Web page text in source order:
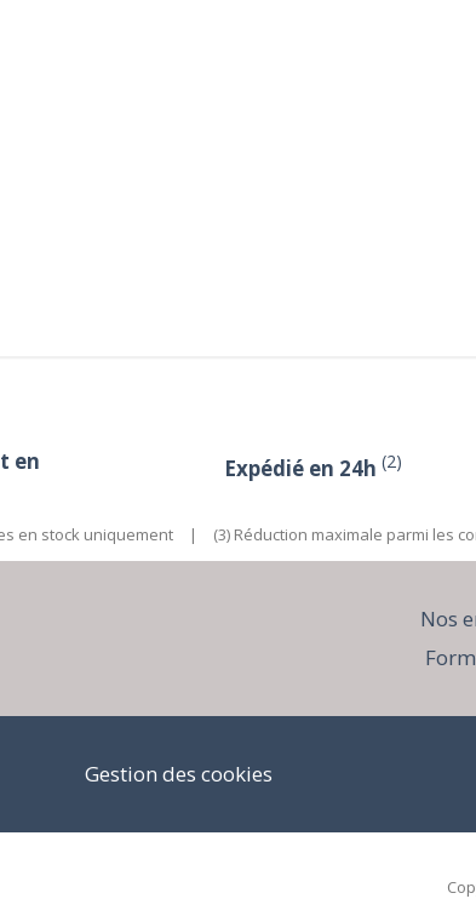
en
Expédié en 24h (2)
en stock uniquement | (3) Réduction maximale parmi les
Nos
Gestion des cookies